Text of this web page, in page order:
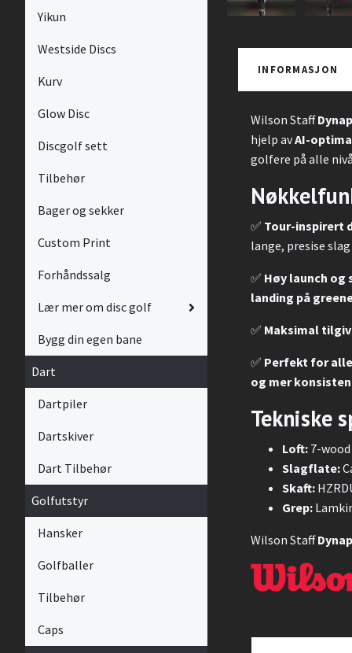
Yikun
Westside Discs
Kurv
Glow Disc
Discgolf sett
Tilbehør
Bager og sekker
Custom Print
Forhåndssalg
Lær mer om disc golf
Bygg din egen bane
Dart
Dartpiler
Dartskiver
Dart Tilbehør
Golfutstyr
Hansker
Golfballer
Tilbehør
Caps
INFORMASJON
Wilson Staff
hjelp avAI-
golfere på alle
✅ Tour-inspirert
lange, presise
✅ Høy launch
landing på
✅ Maksimal
✅ Perfekt for
og mer
Tekniske
Loft: 7-
Slagflate:
Skaft:
Grep:
Wilson Staff